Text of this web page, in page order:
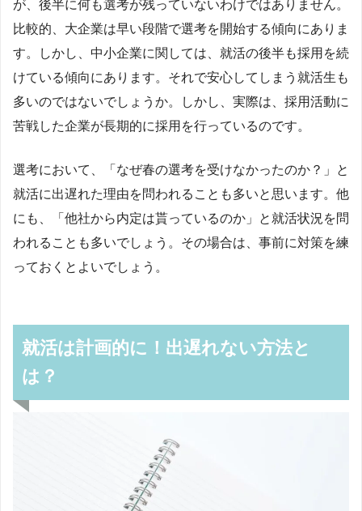
が、後半に何も選考が残っていないわけではありません。
比較的、大企業は早い段階で選考を開始する傾向にありま
す。しかし、中小企業に関しては、就活の後半も採用を続
けている傾向にあります。それで安心してしまう就活生も
多いのではないでしょうか。しかし、実際は、採用活動に
苦戦した企業が長期的に採用を行っているのです。
選考において、「なぜ春の選考を受けなかったのか？」と
就活に出遅れた理由を問われることも多いと思います。他
にも、「他社から内定は貰っているのか」と就活状況を問
われることも多いでしょう。その場合は、事前に対策を練
っておくとよいでしょう。
就活は計画的に！出遅れない方法と
は？